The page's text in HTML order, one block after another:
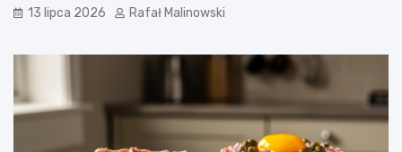
13 lipca 2026 Rafał Malinowski